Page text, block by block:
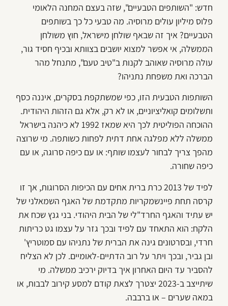
חדש: "השותפים הטבעיים", שזה בעצם המחנה הלאומי
פלוס מיליון עולים מרוסיה. מה טבעי כל כך בשותפים
הטבעיים? איך זה שבאף שולחן מישראל, חוץ משולחן
הממשלה, אי אפשר למצוא יושבים בצוותא ובכיף חסיד גור,
עולה מרוסיה שאוהב לקנות ב"טיב טעם", מתנחל מהר
הברכה ואת משפחת נתניהו?
השותפות הטבעית הזו, כפי שמשתקפת בסקרים, איננה כסף
ותשלומים קואליציוניים, או לא רק, אלא גם הזהות היהודית.
ההוכחה הפוליטית לכך היא שמאז 1992 לא כיהנה בישראל
ממשלה ללא מפלגה אחת דתית לפחות כשותפה. מי שרוצה
מהפך צריך לבחור לעצמו שותף: או עם כיפה סרוגה, או עם
כיפה שחורה.
לפיד של 2013 כרת ברית אחים עם הכיפות הסרוגות, אך זו
קרסה תחת פיינשמקריות מתקדמת של האגף השמאלני של
יש עתיד והאגף החרד"לי של הבית היהודי. בני גנץ שכח את
הלקח: הוא התאחד עם לפיד ובכך גזר על עצמו גט כריתות
חרדי, ובסרטונים גינה את הברית של נתניהו עם סמוטריץ'
ובן גביר, ובכך ויתר על רוב הדתיים-לאומיים. לכן לא הצליח
להסביר עד היום האחרון איך בדיוק ירכיב ממשלה. מי
שיתייצב ב-2023 יצטרך לצאת קודם למסע קירוב לבבות, או
במאה שערים – או ברבבה.